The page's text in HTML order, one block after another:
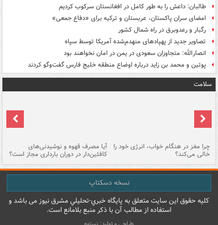
طالبان: داعش را به طور کامل در افغانستان سرکوب کردیم
امضای سران پاکستان، عربستان و ترکیه برای «دفاع جمعی»
رگبار و رعدوبرق در راه شمال کشور
تصاویر جدید از پهپادهای منهدم‌شده آمریکا توسط سپاه
انصارالله: متجاوزان سعودی در یمن در امان نخواهند بود
پوتین و محمد بن زاید درباره اوضاع منطقه خلیج فارس گفت‌وگو کردند
سلامت
چرا مغز در هنگام خواب، انرژی خود را
خالی می‌کند؟
آیا مصرف قهوه و نوشیدنی‌های
کافئین‌دار در دوران بارداری مجاز است؟
نسخه دسکتاپ
کليه حقوق اين سايت متعلق به پایگاه خبري-تحليلي مشرق نيوز می باشد و
استفاده از مطالب آن با ذکر منبع بلامانع است.